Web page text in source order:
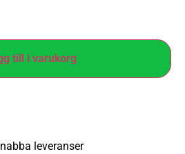
till i varukorg
leveranser